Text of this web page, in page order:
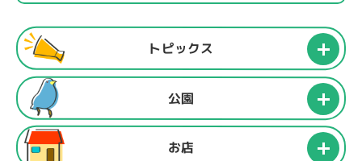
トピックス
公園
お店